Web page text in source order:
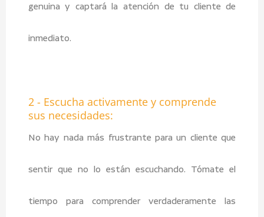
genuina y captará la atención de tu cliente de
inmediato.
2 - Escucha activamente y comprende
sus necesidades:
No hay nada más frustrante para un cliente que
sentir que no lo están escuchando. Tómate el
tiempo para comprender verdaderamente las